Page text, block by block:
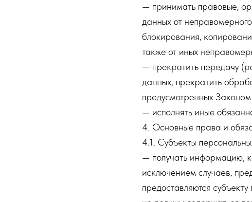
— принимать правовые,
данных от
блокирования,
также от иных
— прекратить передачу
данных, прекратить
предусмотренных
— исполнять иные
4. Основные права и
4.1. Субъекты
— получать информацию,
исключением случаев,
предоставляются